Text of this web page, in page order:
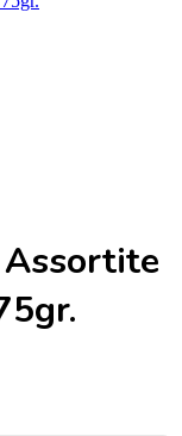
Assortite